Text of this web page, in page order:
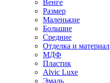
Венге
Размер
Маленькие
Большие
Средние
Отделка и материал
МДФ
Пластик
Alvic Luxe
Эмаль